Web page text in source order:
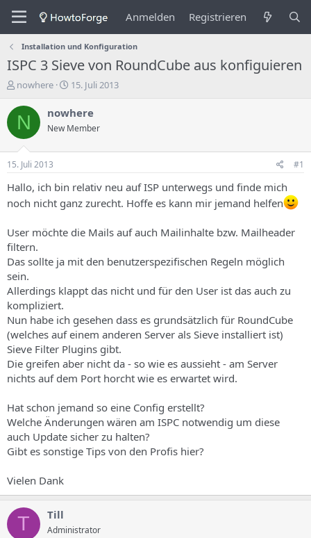
Anmelden Registrieren
Installation und Konfiguration
ISPC 3 Sieve von RoundCube aus konfiguieren
E
s
e
e
r
e
T
h
e
m
a
s
nowhere
E
s
e
n
s
a
u
15. Juli 2013
N nowhere
New Member
15. Juli 2013 #1
Hallo, ich bin relativ neu auf ISP unterwegs und finde mich
noch nicht ganz zurecht. Hoffe es kann mir jemand helfen
User möchte die Mails auf auch Mailinhalte bzw. Mailheader
filtern.
Das sollte ja mit den benutzerspezifischen Regeln möglich
sein.
Allerdings klappt das nicht und für den User ist das auch zu
kompliziert.
Nun habe ich gesehen dass es grundsätzlich für RoundCube
(welches auf einem anderen Server als Sieve installiert ist)
Sieve Filter Plugins gibt.
Die greifen aber nicht da - so wie es aussieht - am Server
nichts auf dem Port horcht wie es erwartet wird.
Hat schon jemand so eine Config erstellt?
Welche Änderungen wären am ISPC notwendig um diese
auch Update sicher zu halten?
Gibt es sonstige Tips von den Profis hier?
Vielen Dank
T Till
Administrator